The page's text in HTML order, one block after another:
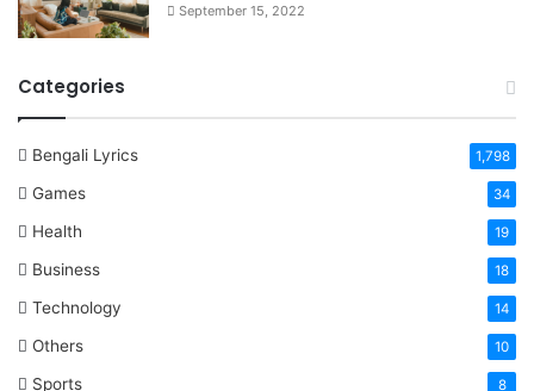
September 15, 2022
Categories
Bengali Lyrics 1,798
Games 34
Health 19
Business 18
Technology 14
Others 10
Sports 8